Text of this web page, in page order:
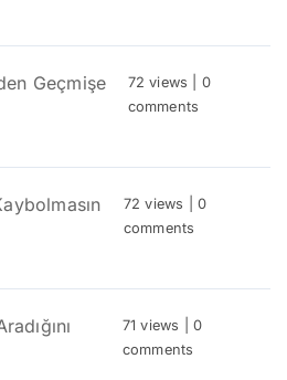
Geçmişe
72 views
0
comments
72 views |0
comments
71 views
0
comments